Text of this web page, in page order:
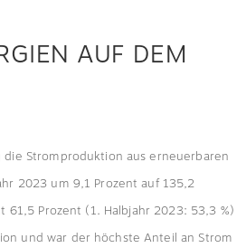
AUF DEM
Stromproduktion aus erneuerbaren
2023 um 9,1 Prozent auf 135,2
Prozent (1. Halbjahr 2023: 53,3 %)
und war der höchste Anteil an Strom